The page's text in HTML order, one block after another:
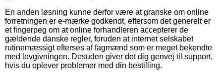
En anden løsning kunne derfor være at granske om online
forretningen er e-mærke godkendt, eftersom det generelt er
et fingerpeg om at online forhandleren accepterer de
gældende danske regler, foruden at internet selskabet
rutinemæssigt efterses af fagmænd som er meget bekendte
med lovgivningen. Desuden giver det dig genvej til support,
hvis du oplever problemer med din bestilling.